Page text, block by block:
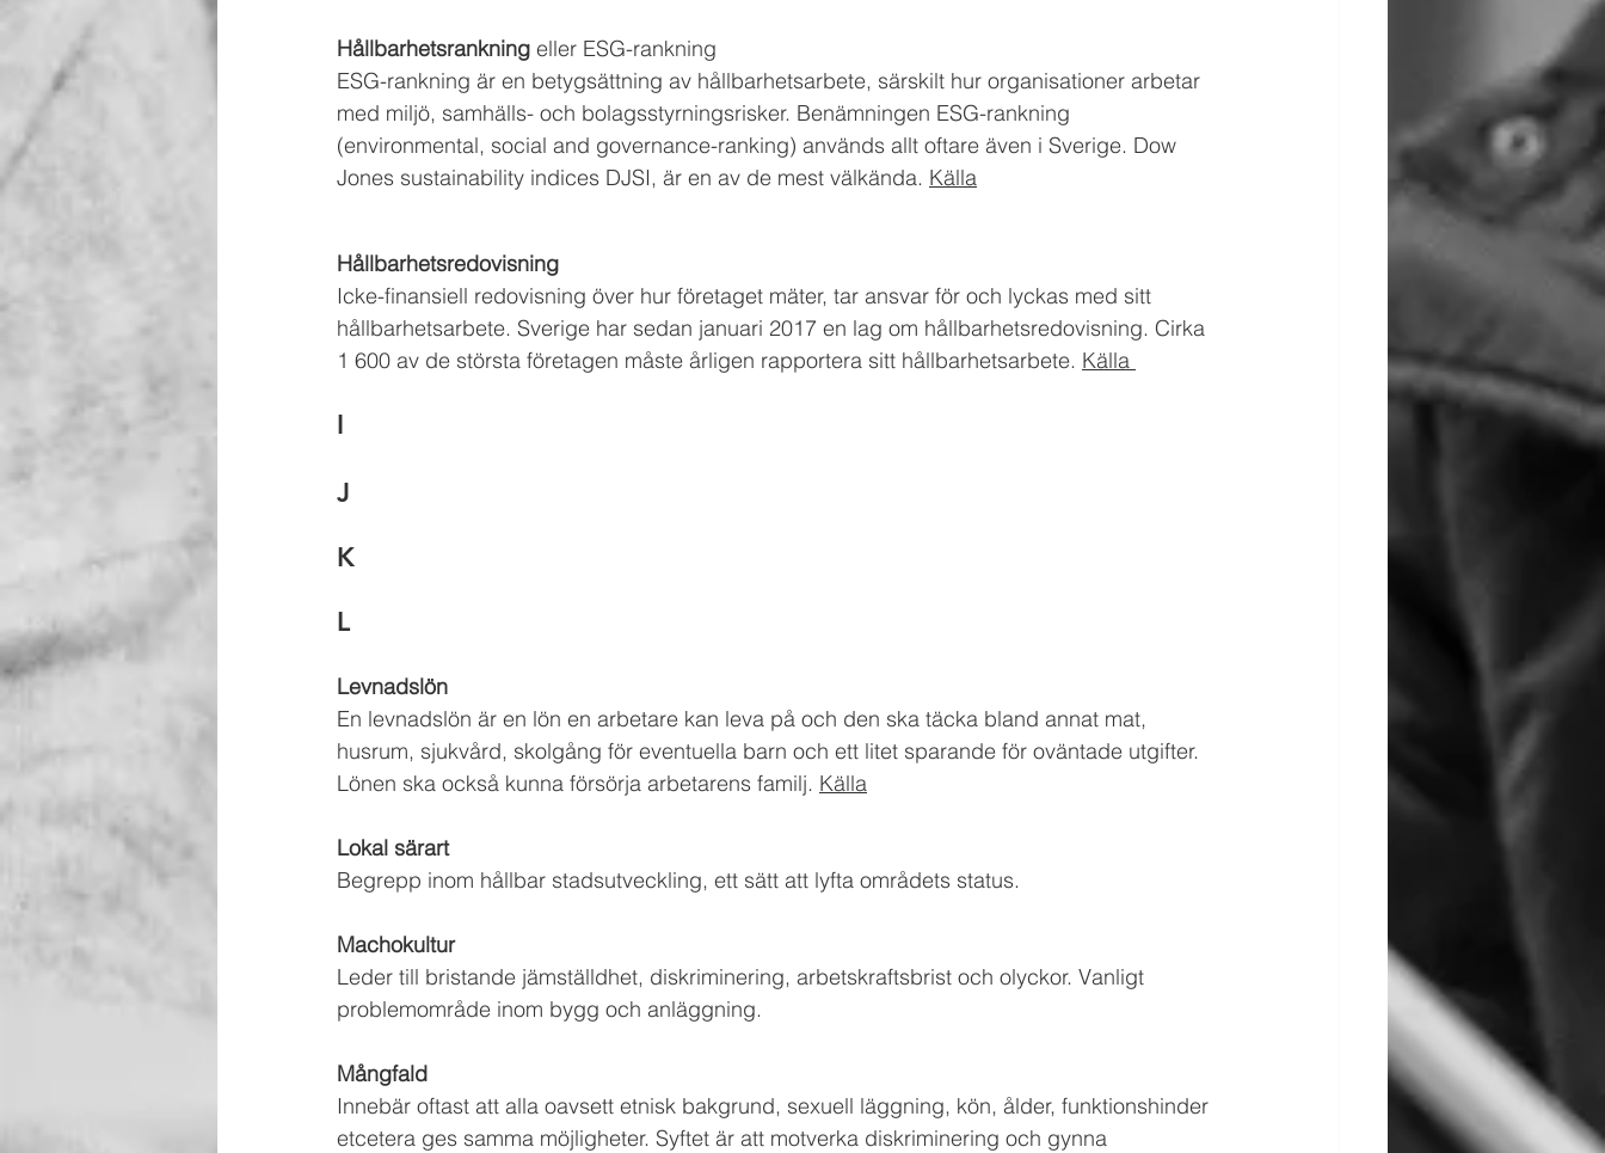
Hållbarhetsrankning eller ESG-rankning
ESG-rankning är en betygsättning av hållbarhetsarbete, särskilt hur organisationer arbetar
med miljö, samhälls- och bolagsstyrningsrisker. Benämningen ESG-rankning
(environmental, social and governance-ranking) används allt oftare även i Sverige. Dow
Jones sustainability indices DJSI, är en av de mest välkända. Källa
Hållbarhetsredovisning
Icke-finansiell redovisning över hur företaget mäter, tar ansvar för och lyckas med sitt
hållbarhetsarbete. Sverige har sedan januari 2017 en lag om hållbarhetsredovisning. Cirka
1 600 av de största företagen måste årligen rapportera sitt hållbarhetsarbete. Källa
I
J
K
L
Levnadslön
En levnadslön är en lön en arbetare kan leva på och den ska täcka bland annat mat,
husrum, sjukvård, skolgång för eventuella barn och ett litet sparande för oväntade utgifter.
Lönen ska också kunna försörja arbetarens familj. Källa
Lokal särart
Begrepp inom hållbar stadsutveckling, ett sätt att lyfta områdets status.
Machokultur
Leder till bristande jämställdhet, diskriminering, arbetskraftsbrist och olyckor. Vanligt
problemområde inom bygg och anläggning.
Mångfald
Innebär oftast att alla oavsett etnisk bakgrund, sexuell läggning, kön, ålder, funktionshinder
etcetera ges samma möjligheter. Syftet är att motverka diskriminering och gynna